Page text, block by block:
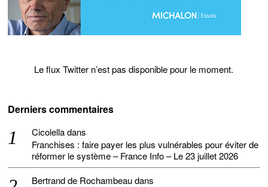
Le flux Twitter n’est pas disponible pour le moment.
Derniers commentaires
Cicolelladans
Franchises : faire payer les plus vulnérables pour éviter de
réformer le système – France Info – Le 23 juillet 2026
Bertrand de Rochambeaudans